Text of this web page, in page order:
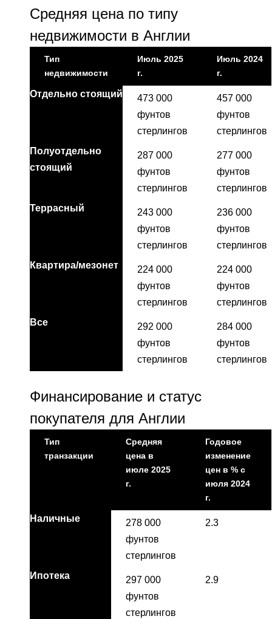
Средняя цена по типу
недвижимости в Англии
Тип
недвижимости
Июль 2025
г.
Июль 2024
г.
Отдельно стоящий
473 000
фунтов
стерлингов
457 000
фунтов
стерлингов
Полуотдельно
стоящий
287 000
фунтов
стерлингов
277 000
фунтов
стерлингов
Террасный
243 000
фунтов
стерлингов
236 000
фунтов
стерлингов
Квартира/мезонет
224 000
фунтов
стерлингов
224 000
фунтов
стерлингов
Все
292 000
фунтов
стерлингов
284 000
фунтов
стерлингов
Финансирование и статус
покупателя для Англии
Тип
транзакции
Средняя
цена в
июле 2025
г.
Годовое
изменение
цен в % с
июля 2024
г.
Наличные
278 000
фунтов
стерлингов
2.3
Ипотека
297 000
фунтов
стерлингов
2.9